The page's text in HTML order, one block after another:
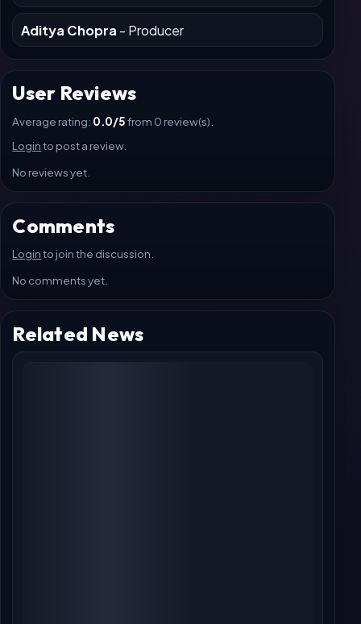
Aditya Chopra - Producer
User Reviews
Average rating: 0.0/5from 0 review(s).
Loginto post a review.
No reviews yet.
Comments
Loginto join the discussion.
No comments yet.
Related News